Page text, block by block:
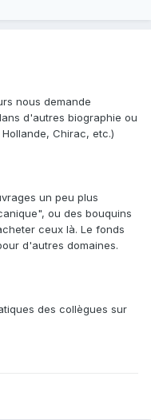
nous demande
d'autres biographie ou
Chirac, etc.)
un peu plus
ou des bouquins
ceux là. Le fonds
d'autres domaines.
des collègues sur